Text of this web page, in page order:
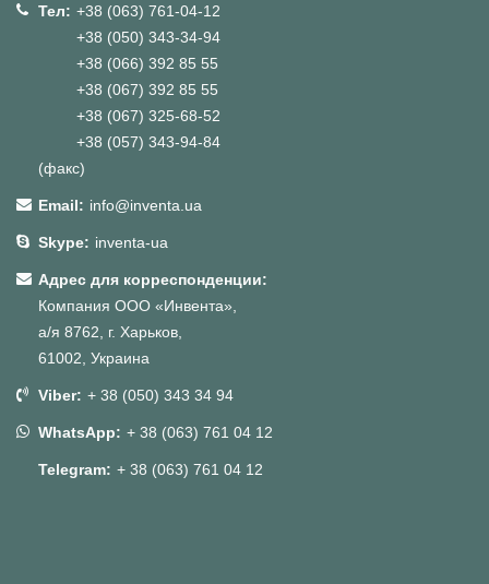
Тел: +38 (063) 761-04-12
+38 (050) 343-34-94
+38 (066) 392 85 55
+38 (067) 392 85 55
+38 (067) 325-68-52
+38 (057) 343-94-84
(факс)
Email: info@inventa.ua
Skype: inventa-ua
Адрес для корреспонденции:
Компания ООО «Инвента»,
а/я 8762, г. Харьков,
61002, Украина
Viber: + 38 (050) 343 34 94
WhatsApp: + 38 (063) 761 04 12
Telegram: + 38 (063) 761 04 12